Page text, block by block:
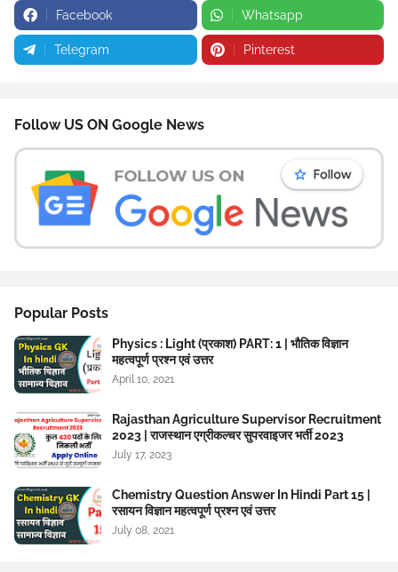
Facebook Whatsapp
Telegram Pinterest
Follow US ON Google News
Popular Posts
Physics : Light (प्रकाश) PART: 1 | भौतिक विज्ञान
महत्वपूर्ण प्रश्न एवं उत्तर
April 10, 2021
Rajasthan Agriculture Supervisor Recruitment
2023 | राजस्थान एग्रीकल्चर सुपरवाइजर भर्ती 2023
July 17, 2023
Chemistry Question Answer In Hindi Part 15 |
रसायन विज्ञान महत्वपूर्ण प्रश्न एवं उत्तर
July 08, 2021